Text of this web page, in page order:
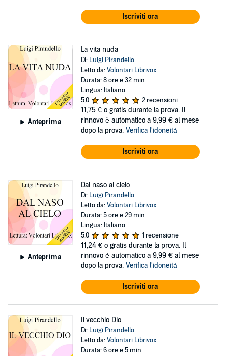
Iscriviti ora
Anteprima
La vita nuda
Di: Luigi Pirandello
Letto da:Volontari Librivox
Durata: 8 ore e 32 min
Lingua: Italiano
5,0
2 recensioni
11,75 € o gratis durante la prova. Il
rinnovo è automatico a 9,99 € al mese
dopo la prova. Verifica l'idoneità
Iscriviti ora
Anteprima
Dal naso al cielo
Di: Luigi Pirandello
Letto da:Volontari Librivox
Durata: 5 ore e 29 min
Lingua: Italiano
5,0
1 recensione
11,24 € o gratis durante la prova. Il
rinnovo è automatico a 9,99 € al mese
dopo la prova. Verifica l'idoneità
Iscriviti ora
Il vecchio Dio
Di: Luigi Pirandello
Letto da:Volontari Librivox
Durata: 6 ore e 5 min